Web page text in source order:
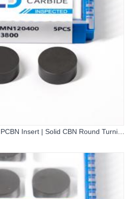
Insert | Solid CBN Round Turning